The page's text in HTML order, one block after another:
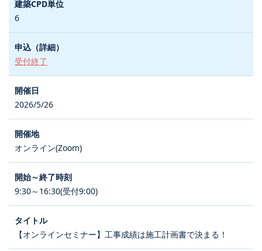
6
受付終了
2026/5/26
オンライン(Zoom)
9:30～16:30(受付9:00)
【オンラインセミナー】工事成績は施工計画書で決まる！